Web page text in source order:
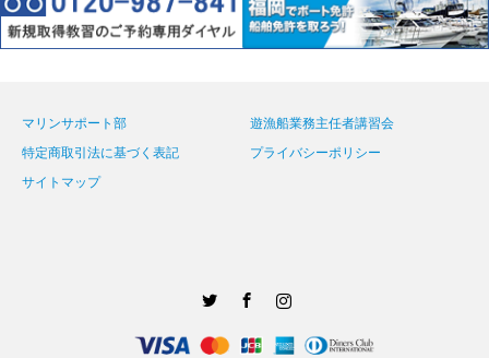
マリンサポート部
遊漁船業務主任者講習会
特定商取引法に基づく表記
プライバシーポリシー
サイトマップ